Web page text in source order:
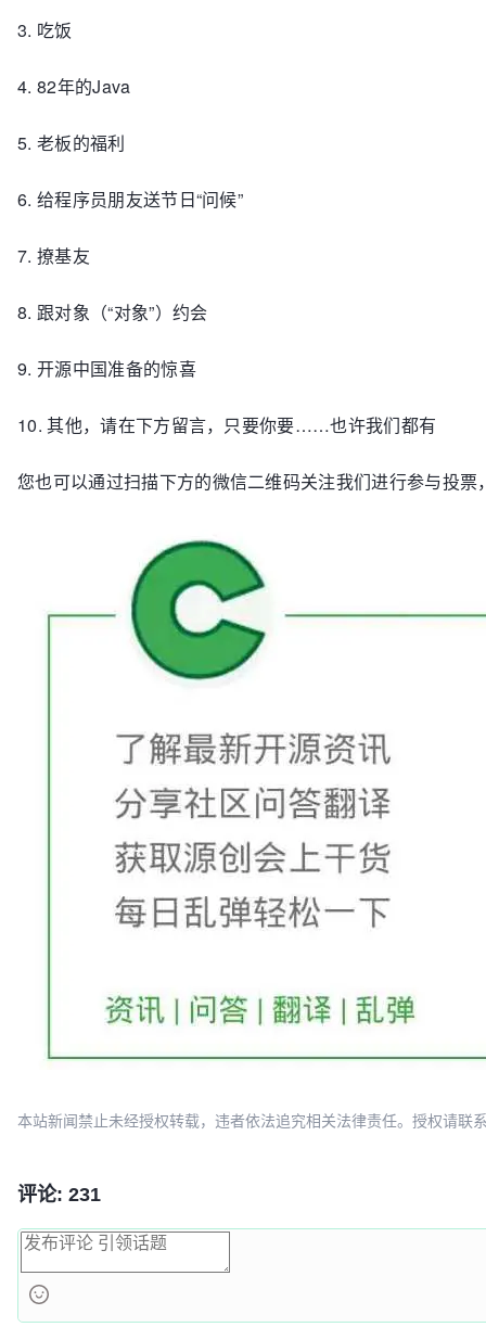
3. 吃饭
4. 82年的Java
5. 老板的福利
6. 给程序员朋友送节日“问候”
7. 撩基友
8. 跟对象（“对象”）约会
9. 开源中国准备的惊喜
10. 其他，请在下方留言，只要你要……也许我们都有
您也可以通过扫描下方的微信二维码关注我们进行参与投
本站新闻禁止未经授权转载，违者依法追究相关法律责任。授权请联
评论: 231